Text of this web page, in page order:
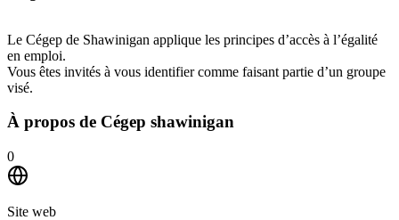
Le Cégep de Shawinigan applique les principes d’accès à l’égalité
en emploi.
Vous êtes invités à vous identifier comme faisant partie d’un groupe
visé.
À propos de Cégep shawinigan
0
Site web